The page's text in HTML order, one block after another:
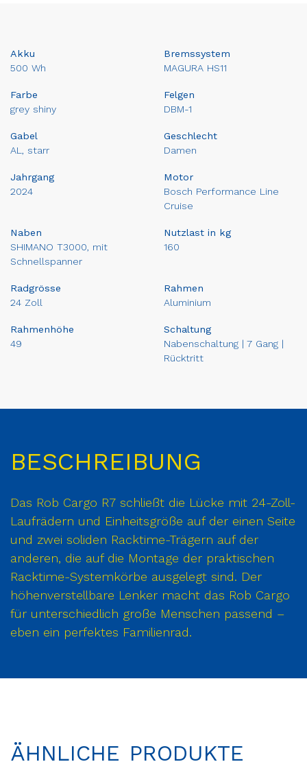
Akku
500 Wh
Bremssystem
MAGURA HS11
Farbe
grey shiny
Felgen
DBM-1
Gabel
AL, starr
Geschlecht
Damen
Jahrgang
2024
Motor
Bosch Performance Line
Cruise
Naben
SHIMANO T3000, mit
Schnellspanner
Nutzlast in kg
160
Radgrösse
24 Zoll
Rahmen
Aluminium
Rahmenhöhe
49
Schaltung
Nabenschaltung | 7 Gang |
Rücktritt
BESCHREIBUNG
Das Rob Cargo R7 schließt die Lücke mit 24-Zoll-
Laufrädern und Einheitsgröße auf der einen Seite
und zwei soliden Racktime-Trägern auf der
anderen, die auf die Montage der praktischen
Racktime-Systemkörbe ausgelegt sind. Der
höhenverstellbare Lenker macht das Rob Cargo
für unterschiedlich große Menschen passend –
eben ein perfektes Familienrad.
ÄHNLICHE PRODUKTE